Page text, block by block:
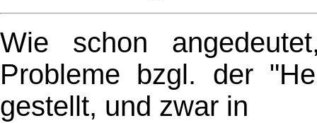
Wie schon
Probleme bzgl. der
gestellt, und zwar in